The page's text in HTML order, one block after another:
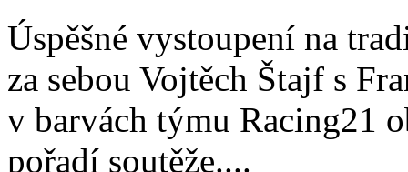
Úspěšné vystoupení na
za sebou Vojtěch Štajf s
v barvách týmu Racing21
pořadí soutěže....